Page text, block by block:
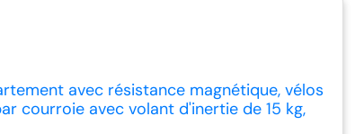
avec résistance magnétique, vélos
courroie avec volant d'inertie de 15 kg,